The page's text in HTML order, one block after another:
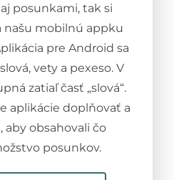
posunkami, tak si
našu mobilnú appku
pre Android sa
vety a pexeso. V
zatiaľ časť „slová“.
aplikácie doplňovať a
aby obsahovali čo
posunkov.